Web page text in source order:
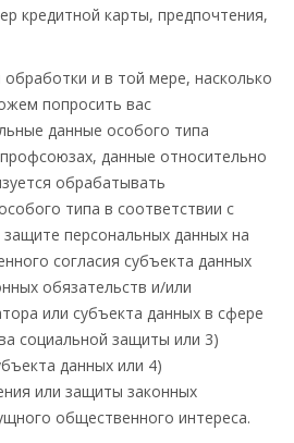
кредитной карты, предпочтения,
и в той мере, насколько
попросить вас
данные особого типа
данные относительно
обрабатывать
типа в соответствии с
персональных данных на
согласия субъекта данных
обязательств и/или
или субъекта данных в сфере
социальной защиты или 3)
данных или 4)
или защиты законных
общественного интереса.